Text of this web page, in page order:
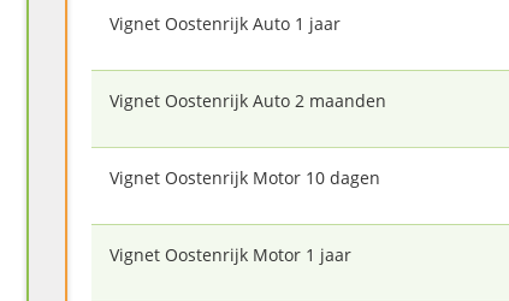
Vignet Oostenrijk Auto 1 jaar
Vignet Oostenrijk Auto 2 maanden
Vignet Oostenrijk Motor 10 dagen
Vignet Oostenrijk Motor 1 jaar